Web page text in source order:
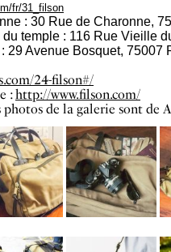
fr/31_filson
: 30 Rue de Charonne,
temple : 116 Rue Vieille
29 Avenue Bosquet, 75007
24-filson#/
:http://www.filson.com/
de la galerie sont de